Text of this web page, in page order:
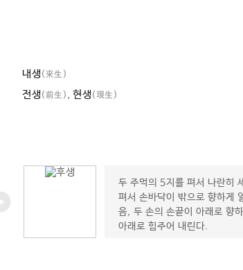
내생(來生)
전생(前生) , 현생(現生)
두 주먹의 5지를 펴서 나란히
펴서 손바닥이 밖으로 향하게
음, 두 손의 손끝이 아래로 향
아래로 힘주어 내린다.